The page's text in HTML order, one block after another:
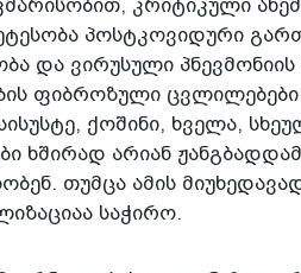
კრიტიკული
პოსტკოვიდური
და ვირუსული
ფიბროზული
ქოშინი, ხველა,
ხშირად არიან
თუმცა ამის
საჭირო.